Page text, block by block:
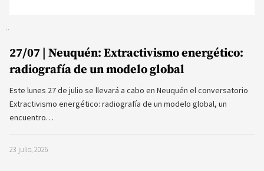
27/07 | Neuquén: Extractivismo energético:
radiografía de un modelo global
Este lunes 27 de julio se llevará a cabo en Neuquén el conversatorio
Extractivismo energético: radiografía de un modelo global, un
encuentro…
23 julio, 2026